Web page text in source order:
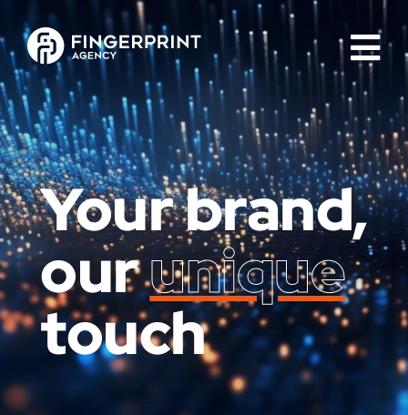
Your brand,
ourunique
touch